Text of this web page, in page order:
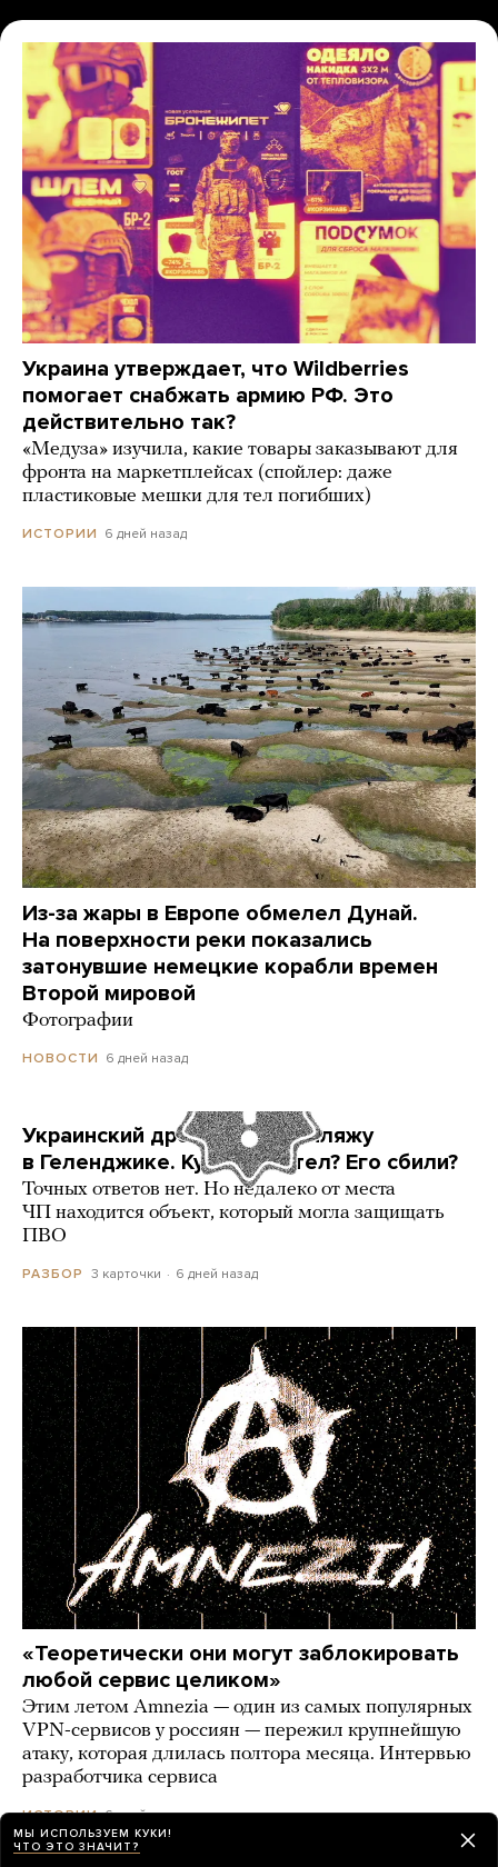
Украина утверждает, что Wildberries
помогает снабжать армию РФ. Это
действительно так?
«Медуза» изучила, какие товары заказывают для
фронта на маркетплейсах (спойлер: даже
пластиковые мешки для тел погибших)
ИСТОРИИ 6 дней назад
Из-за жары в Европе обмелел Дунай.
На поверхности реки показались
затонувшие немецкие корабли времен
Второй мировой
Фотографии
НОВОСТИ 6 дней назад
Украинский дрон попал по пляжу
в Геленджике. Куда он летел? Его сбили?
Точных ответов нет. Но недалеко от места
ЧП находится объект, который могла защищать
ПВО
РАЗБОР 3 карточки 6 дней назад
«Теоретически они могут заблокировать
любой сервис целиком»
Этим летом Amnezia — один из самых популярных
VPN-сервисов у россиян — пережил крупнейшую
атаку, которая длилась полтора месяца. Интервью
разработчика сервиса
ИСТОРИИ 6 дней назад
МЫ ИСПОЛЬЗУЕМ КУКИ!
ЧТО ЭТО ЗНАЧИТ?